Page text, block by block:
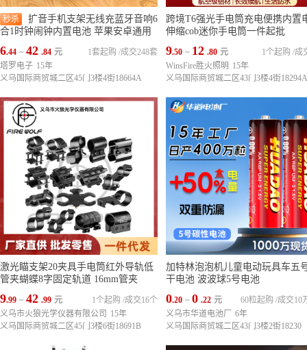
秒杀
扩音手机支架无线充蓝牙音响6
合1时钟闹钟内置电池 苹果安卓通用
6.44 ~ 42 .84 元 成交248套
1套起购 /
塔罗电子 15年
义乌国际商贸城二区45门3楼4街18664A
跨境T6强光手电筒充电便携内置
伸缩cob迷你手电筒一件起批
9.50 ~ 12 .80 元 成
1个起购 /
WinsFire胜火照明 15年
义乌国际商贸城二区43门3楼4街18294A
激光瞄支架20夹具手电筒红外导轨低
管夹蝴蝶8字固定轨道 16mm管夹
9.99 ~ 42 .99 元 成交16个
1个起购 /
义乌市火狼光学仪器有限公司
15年
义乌国际商贸城二区45门3楼6街18691B
加特林泡泡机儿童电动玩具车五
干电池 波波球5号电池
0.20 ~ 0 .22 元 成交10
60粒起购 /
义乌市华道电池厂
6年
义乌国际商贸城二区43门3楼2街18230